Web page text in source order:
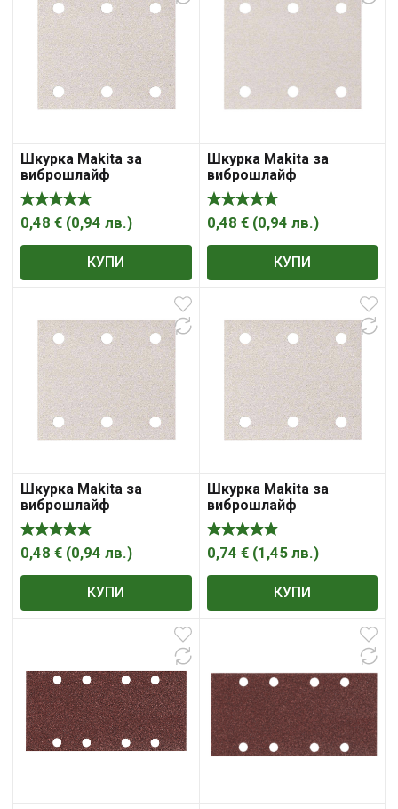
Шкурка Makita за
виброшлайф
правоъгълна с 6 отвора
114х102 мм, P100
0,48 € (0,94 лв.)
КУПИ
Шкурка Makita за
виброшлайф
правоъгълна с 6 отвора
114х102 мм, P120
0,48 € (0,94 лв.)
КУПИ
Шкурка Makita за
виброшлайф
правоъгълна с 6 отвора
114х102 мм, P320
0,48 € (0,94 лв.)
КУПИ
Шкурка Makita за
виброшлайф
правоъгълна с 6 отвора
114х102 мм, P40
0,74 € (1,45 лв.)
КУПИ